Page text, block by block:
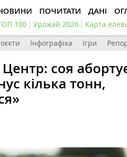
ПОЧИТАТИ ДАНІ
100 Урожай 2026 Карта
Інфографіка Ігри
соя
кілька тонн,